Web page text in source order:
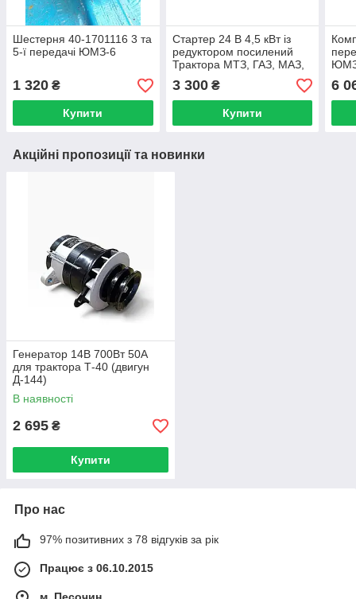
Шестерня 40-1701116 3 та
5-ї передачі ЮМЗ-6
1 320 ₴
Купити
Стартер 24 В 4,5 кВт із
редуктором посилений
Трактора МТЗ, ГАЗ, МАЗ,
ПАЗ, ЗІЛ словак
3 300₴
Купити
ЮМЗ
6
Акційні пропозиції та новинки
Генератор 14В 700Вт 50А
для трактора Т-40 (двигун
Д-144)
В наявності
2 695 ₴
Купити
Про нас
97% позитивних з 78 відгуків за рік
Працює з 06.10.2015